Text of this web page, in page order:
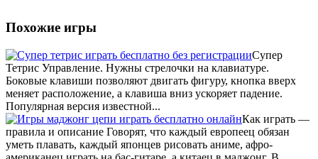
Похожие игры
Супер
Тетрис Управление. Нужны стрелочки на клавиатуре.
Боковые клавиши позволяют двигать фигуру, кнопка вверх
меняет расположение, а клавиша вниз ускоряет падение.
Популярная версия известной...
Как играть —
правила и описание Говорят, что каждый европеец обязан
уметь плавать, каждый японцев рисовать аниме, афро-